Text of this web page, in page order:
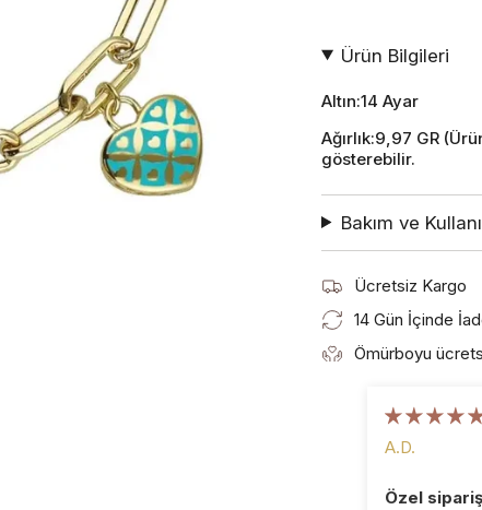
Ürün Bilgileri
Altın:14 Ayar
Ağırlık:9,97 GR
gösterebilir.
Bakım ve
Ücretsiz Kargo
14 Gün İçinde
Ömürboyu
A.D.
Özel sipariş